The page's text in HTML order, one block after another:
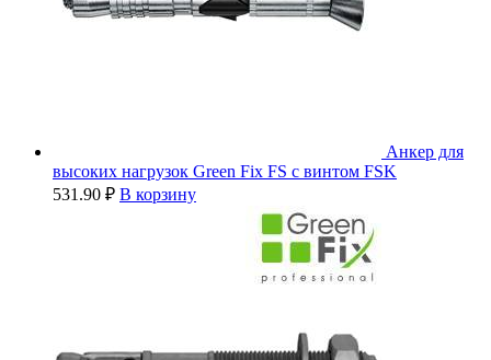
Анкер для
высоких нагрузок Green Fix FS с винтом FSK
531.90 ₽ В корзину